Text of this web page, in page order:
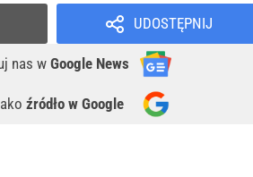
UDOSTĘPNIJ
nas w Google News
źródło w Google